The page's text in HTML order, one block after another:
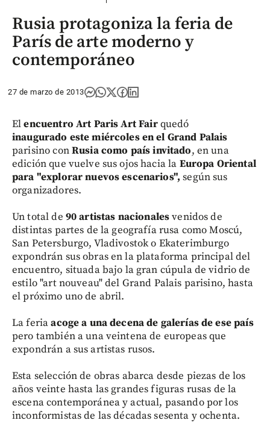
Rusia protagoniza la feria de
París de arte moderno y
contemporáneo
27 de marzo de 2013
Elencuentro Art Paris Art Fairquedó
inaugurado este miércoles en el Grand Palais
parisino conRusia como país invitado, en una
edición que vuelve sus ojos hacia la Europa Oriental
para "explorar nuevos escenarios", según sus
organizadores.
Un total de 90 artistas nacionalesvenidos de
distintas partes de la geografía rusa como Moscú,
San Petersburgo, Vladivostok o Ekaterimburgo
expondrán sus obras en la plataforma principal del
encuentro, situada bajo la gran cúpula de vidrio de
estilo "art nouveau" del Grand Palais parisino, hasta
el próximo uno de abril.
La feriaacoge a una decena de galerías de ese país
pero también a una veintena de europeas que
expondrán a sus artistas rusos.
Esta selección de obras abarca desde piezas de los
años veinte hasta las grandes figuras rusas de la
escena contemporánea y actual, pasando por los
inconformistas de las décadas sesenta y ochenta.